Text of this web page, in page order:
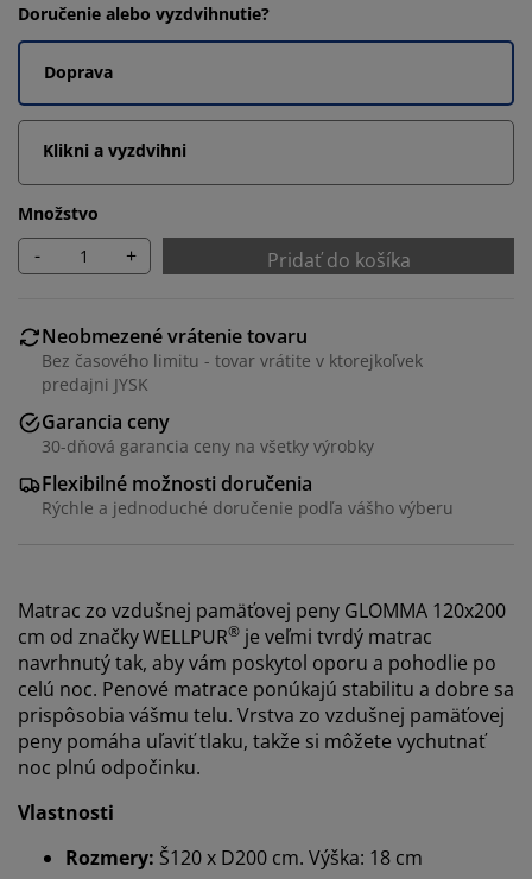
Doručenie alebo vyzdvihnutie?
Doprava
Klikni a vyzdvihni
Množstvo
- + Pridať do košíka
Neobmezené vrátenie tovaru
Bez časového limitu - tovar vrátite v ktorejkoľvek
predajni JYSK
Garancia ceny
30-dňová garancia ceny na všetky výrobky
Flexibilné možnosti doručenia
Rýchle a jednoduché doručenie podľa vášho výberu
Matrac zo vzdušnej pamäťovej peny GLOMMA 120x200
cm od značkyWELLPUR® je veľmi tvrdý matrac
navrhnutý tak, aby vám poskytol oporu a pohodlie po
celú noc. Penové matrace ponúkajú stabilitu a dobre sa
prispôsobia vášmu telu. Vrstva zo vzdušnej pamäťovej
peny pomáha uľaviť tlaku, takže si môžete vychutnať
noc plnú odpočinku.
Vlastnosti
Rozmery: Š120 x D200 cm. Výška: 18 cm